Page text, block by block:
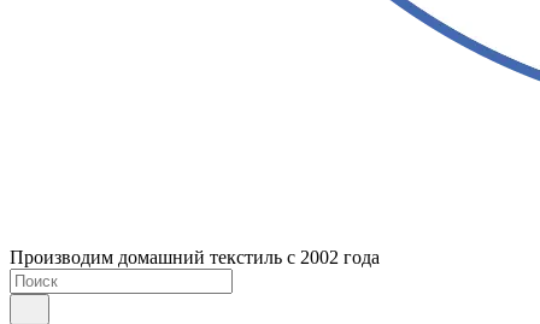
Производим домашний текстиль с 2002 года